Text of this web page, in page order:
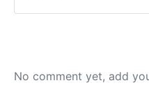
No comment yet, add